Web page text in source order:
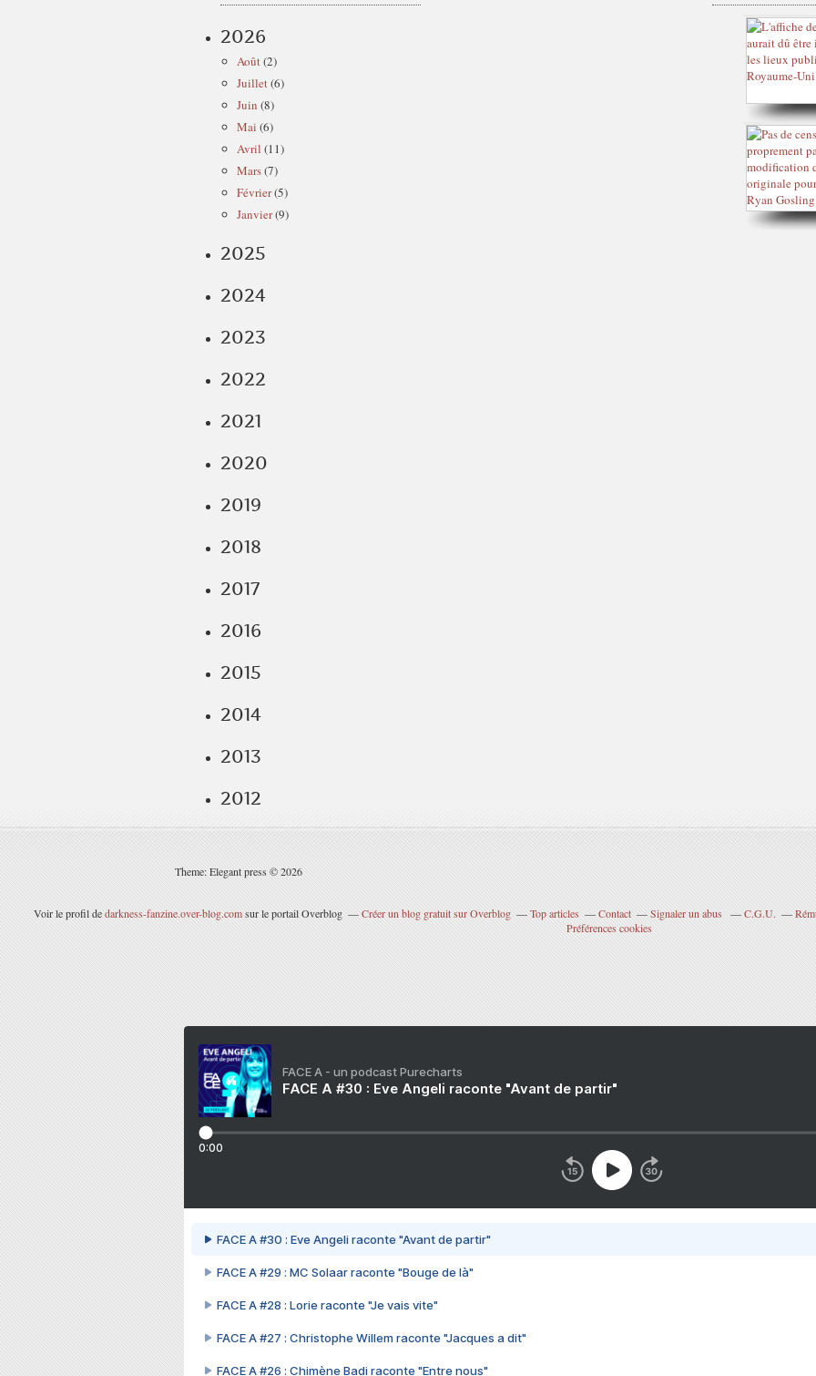
2026
Août(2)
Juillet(6)
Juin (8)
Mai (6)
Avril (11)
Mars(7)
Février(5)
Janvier(9)
2025
2024
2023
2022
2021
2020
2019
2018
2017
2016
2015
2014
2013
2012
Theme: Elegant press © 2026
Voir le profil dedarkness-fanzine.over-blog.comsur le portail Overblog Créer un blog gratuit sur Overblog Top articles Contact Signaler un abus C.G.U.
Préférences cookies
FACE A - un podcast Purecharts
FACE A #30 : Eve Angeli raconte "Avant de partir"
0:00
FACE A #30 : Eve Angeli raconte "Avant de partir"
FACE A #29 : MC Solaar raconte "Bouge de là"
FACE A #28 : Lorie raconte "Je vais vite"
FACE A #27 : Christophe Willem raconte "Jacques a dit"
FACE A #26 : Chimène Badi raconte "Entre nous"